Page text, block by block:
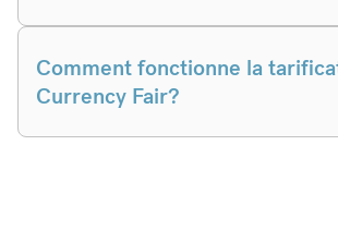
Comment fonctionne la
Currency Fair?